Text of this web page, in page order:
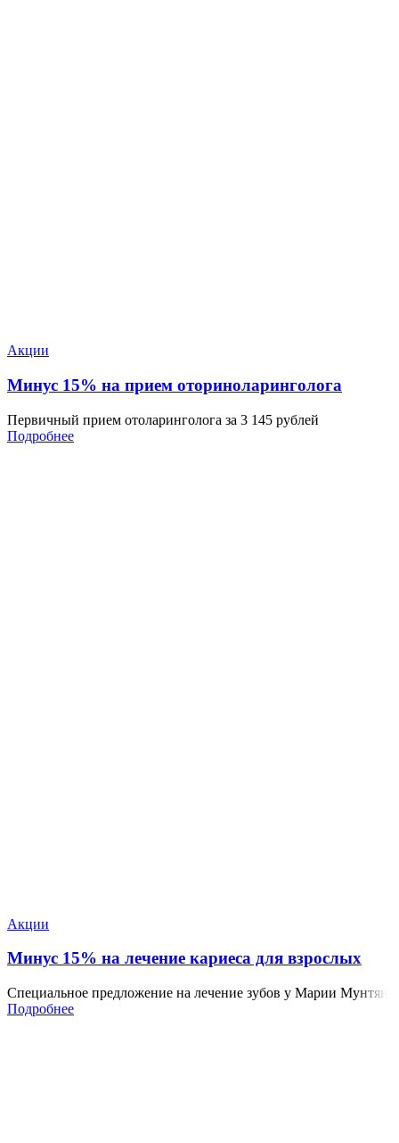
Акции
Минус 15% на прием оториноларинголога
Первичный прием отоларинголога за 3 145 рублей
Подробнее
Акции
Минус 15% на лечение кариеса для взрослых
Специальное предложение на лечение зубов у Марии Мунтян
Подробнее